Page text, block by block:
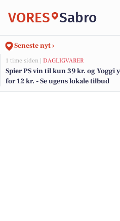
VORES Sabro
Seneste nyt ›
1 time siden | DAGLIGVARER
Spier PS vin til kun 39 kr. og Yoggi
for 12 kr. - Se ugens lokale tilbud